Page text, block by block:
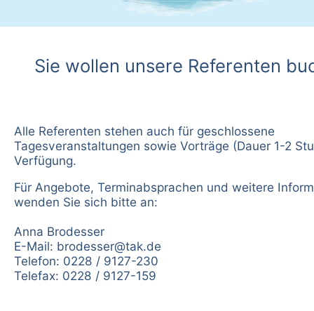
Sie wollen unsere Referenten
Alle Referenten stehen auch für geschlossene
Tagesveranstaltungen sowie Vorträge (Dauer 1-2
Verfügung.
Für Angebote, Terminabsprachen und weitere
wenden Sie sich bitte an:
Anna Brodesser
E-Mail: brodesser@tak.de
Telefon: 0228 / 9127-230
Telefax: 0228 / 9127-159